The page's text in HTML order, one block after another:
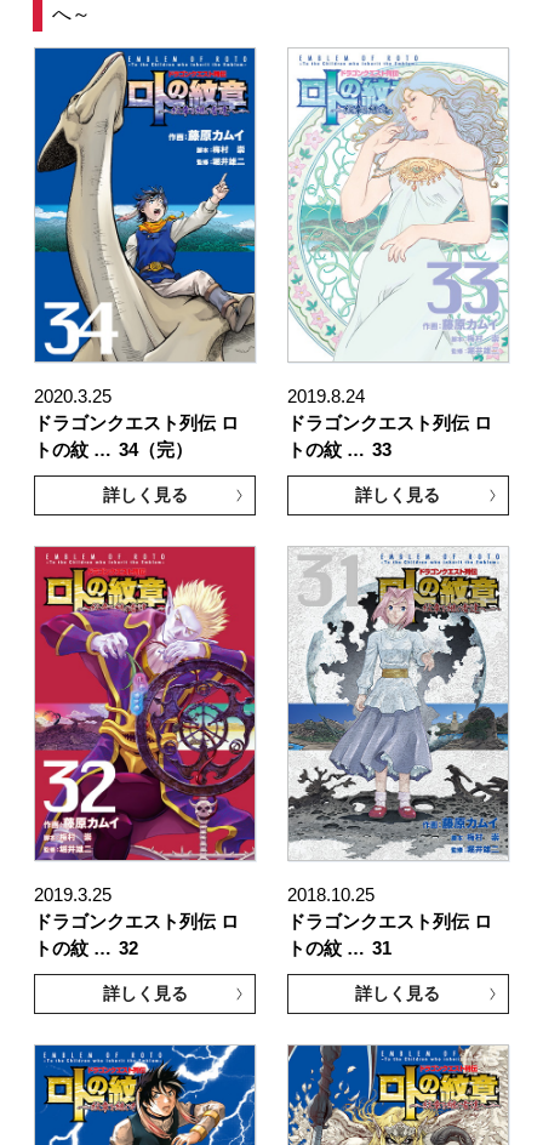
へ～
2020.3.25
ドラゴンクエスト列伝 ロ
トの紋 … 34（完）
詳しく見る
2019.8.24
ドラゴンクエスト列伝 ロ
トの紋 … 33
詳しく見る
2019.3.25
ドラゴンクエスト列伝 ロ
トの紋 … 32
詳しく見る
2018.10.25
ドラゴンクエスト列伝 ロ
トの紋 … 31
詳しく見る